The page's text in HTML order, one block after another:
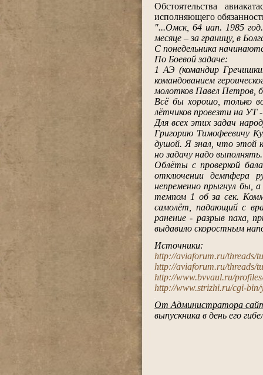
Обстоятельства
исполняющего
"...Омск, 64 иап. 1985
месяце – за границу, в
С понедельника
По Боевой задаче:
1 АЭ (командир
командованием
молотков Павел Петров,
Всё бы хорошо, только
лётчиков провезти на
Для всех этих задач
Григорию Тимофеевичу
душой. Я знал, что этой
но задачу надо выполнять.
Облёты с проверкой
отключении демпфера
непременно прыгнул бы,
темпом 1 об за сек.
самолёт, падающий с
ранение - разрыв паха,
выдавило скоростным
Источники:
http://aviaforum.ru/threads/
http://aviaforum.ru/threads/
http://www.bvvaul.ru/
http://www.strizhi.ru/cgi-
От Администратора
выпускника в день его